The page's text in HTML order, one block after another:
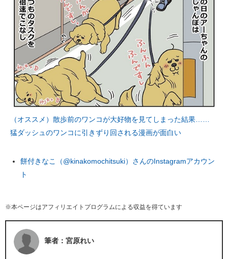
（オススメ）散歩前のワンコが大好物を見てしまった結果……
猛ダッシュのワンコに引きずり回される漫画が面白い
餅付きなこ（@kinakomochitsuki）さんのInstagramアカウン
ト
※本ページはアフィリエイトプログラムによる収益を得ています
筆者：宮原れい